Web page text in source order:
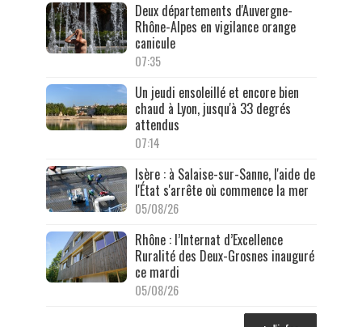
Deux départements d'Auvergne-
Rhône-Alpes en vigilance orange
canicule
07:35
Un jeudi ensoleillé et encore bien
chaud à Lyon, jusqu'à 33 degrés
attendus
07:14
Isère : à Salaise-sur-Sanne, l'aide de
l'État s'arrête où commence la mer
05/08/26
Rhône : l’Internat d’Excellence
Ruralité des Deux-Grosnes inauguré
ce mardi
05/08/26